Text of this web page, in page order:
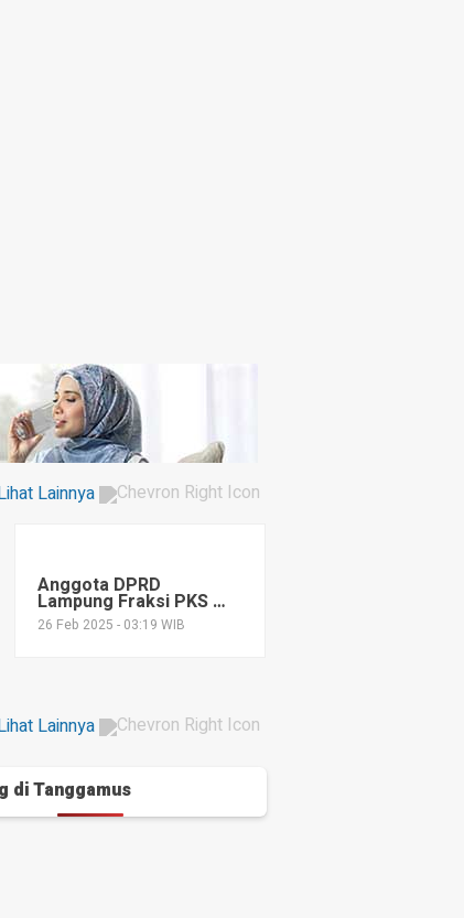
Lainnya
Anggota DPRD
Lampung Fraksi PKS M
Syukron Muchtar Isi
Tarhib Ramadan
26 Feb 2025 - 03:19 WIB
Lainnya
diTanggamus